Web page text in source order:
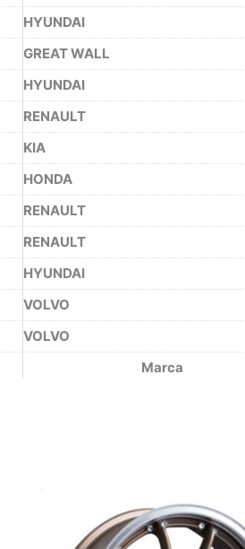
Marca
HYUNDAI
GREAT WALL
HYUNDAI
RENAULT
KIA
HONDA
RENAULT
RENAULT
HYUNDAI
VOLVO
VOLVO